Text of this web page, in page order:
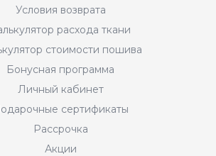
Условия возврата
расхода ткани
стоимости пошива
Бонусная программа
Личный кабинет
сертификаты
Рассрочка
Акции